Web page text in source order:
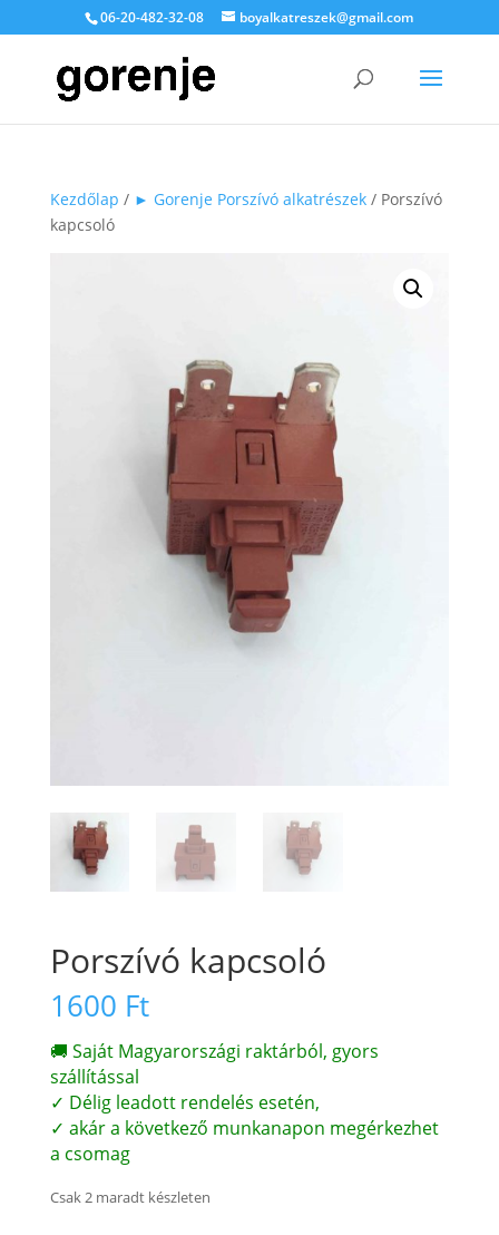
06-20-482-32-08 boyalkatreszek@gmail.com
Kezdőlap / ► Gorenje Porszívó alkatrészek/ Porszívó
kapcsoló
Porszívó kapcsoló
1600 Ft
🚚 Saját Magyarországi raktárból, gyors
szállítással
✓ Délig leadott rendelés esetén,
✓ akár a következő munkanapon megérkezhet
a csomag
Csak 2 maradt készleten